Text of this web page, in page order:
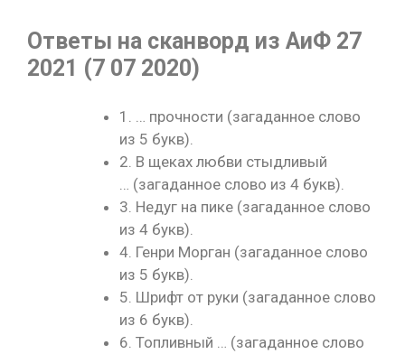
Ответы на сканворд из АиФ 27
2021 (7 07 2020)
1. … прочности (загаданное слово
из 5 букв).
2. В щеках любви стыдливый
… (загаданное слово из 4 букв).
3. Недуг на пике (загаданное слово
из 4 букв).
4. Генри Морган (загаданное слово
из 5 букв).
5. Шрифт от руки (загаданное слово
из 6 букв).
6. Топливный … (загаданное слово